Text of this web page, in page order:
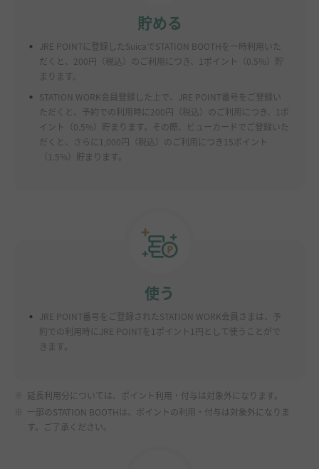
貯める
.
JRE POINTに登録したSuicaでSTATION BOOTHを一時利用いた
だくと、200円（税込）のご利用につき、1ポイント（0.5%）貯
まります。
. STATION WORK会員登録した上で、JRE POINT番号をご登録い
ただくと、予約での利用時に200円（税込）のご利用につき、1ポ
イント（0.5%）貯まります。その際、ビューカードでご登録いた
だくと、さらに1,000円（税込）のご利用につき15ポイント
（1.5%）貯まります。
使う
.
JRE POINT番号をご登録されたSTATION WORK会員さまは、予
約での利用時にJRE POINTを1ポイント1円として使うことがで
きます。
※ 延長利用分については、ポイント利用・付与は対象外になります。
※ 一部のSTATION BOOTHは、ポイントの利用・付与は対象外になりま
す。ご了承ください。